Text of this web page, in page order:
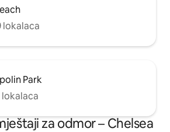
lokalaca
Park
lokalaca
za odmor – Chelsea